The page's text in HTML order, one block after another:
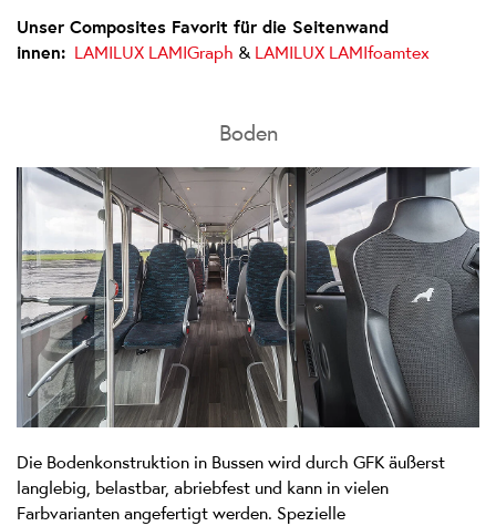
Unser Composites Favorit für die Seitenwand
innen: LAMILUX LAMIGraph & LAMILUX LAMIfoamtex
Boden
Die Bodenkonstruktion in Bussen wird durch GFK äußerst
langlebig, belastbar, abriebfest und kann in vielen
Farbvarianten angefertigt werden. Spezielle